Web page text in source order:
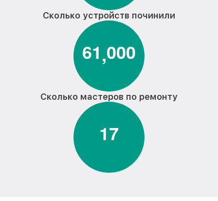
Сколько устройств починили
61,000
Сколько мастеров по ремонту
17